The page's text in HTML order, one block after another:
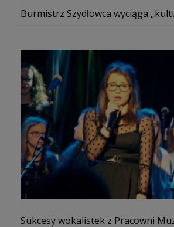
Burmistrz Szydłowca wyciąga
Sukcesy wokalistek z Pracowni